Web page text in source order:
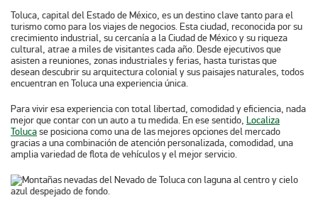
Toluca, capital del Estado de México, es un destino clave tanto para el
turismo como para los viajes de negocios. Esta ciudad, reconocida por su
crecimiento industrial, su cercanía a la Ciudad de México y su riqueza
cultural, atrae a miles de visitantes cada año. Desde ejecutivos que
asisten a reuniones, zonas industriales y ferias, hasta turistas que
desean descubrir su arquitectura colonial y sus paisajes naturales, todos
encuentran en Toluca una experiencia única.
Para vivir esa experiencia con total libertad, comodidad y eficiencia, nada
mejor que contar con un auto a tu medida. En ese sentido, Localiza
Tolucase posiciona como una de las mejores opciones del mercado
gracias a una combinación de atención personalizada, comodidad, una
amplia variedad de flota de vehículos y el mejor servicio.